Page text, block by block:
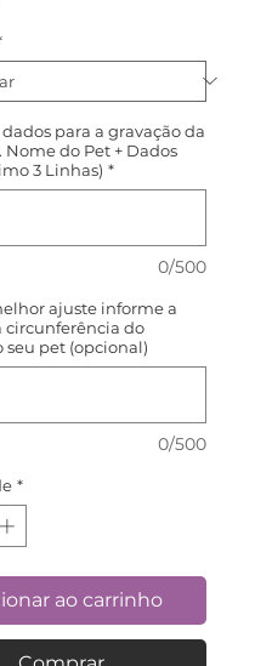
para a gravação da
do Pet + Dados
3 Linhas) *
0/500
ajuste informe a
circunferência do
seu pet (opcional)
0/500
*
ao carrinho